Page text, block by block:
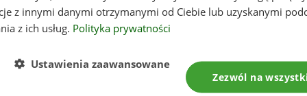
z innymi danymi otrzymanymi od Ciebie lub uzyskanymi
z ich usług. Polityka prywatności
Zezwól na
Ustawienia zaawansowane